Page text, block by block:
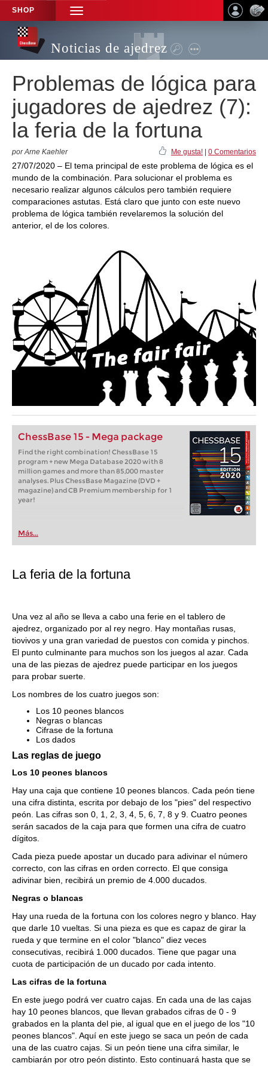
SHOP
TOGGLE
NAVIGATION
Noticias de ajedrez
Problemas de lógica para
jugadores de ajedrez (7):
la feria de la fortuna
por Arne Kaehler Me gusta! 0 Comentarios
27/07/2020 – El tema principal de este problema de lógica es el
mundo de la combinación. Para solucionar el problema es
necesario realizar algunos cálculos pero también requiere
comparaciones astutas. Está claro que junto con este nuevo
problema de lógica también revelaremos la solución del
anterior, el de los colores.
ChessBase 15 - Mega package
Find the right combination! ChessBase 15
program + new Mega Database 2020 with 8
million games and more than 85,000 master
analyses. Plus ChessBase Magazine (DVD +
magazine) and CB Premium membership for 1
year!
Más...
La feria de la fortuna
Una vez al año se lleva a cabo una ferie en el tablero de
ajedrez, organizado por al rey negro. Hay montañas rusas,
tiovivos y una gran variedad de puestos con comida y pinchos.
El punto culminante para muchos son los juegos al azar. Cada
una de las piezas de ajedrez puede participar en los juegos
para probar suerte.
Los nombres de los cuatro juegos son:
Los 10 peones blancos
Negras o blancas
Cifrase de la fortuna
Los dados
Las reglas de juego
Los 10 peones blancos
Hay una caja que contiene 10 peones blancos. Cada peón tiene
una cifra distinta, escrita por debajo de los "pies" del respectivo
peón. Las cifras son 0, 1, 2, 3, 4, 5, 6, 7, 8 y 9. Cuatro peones
serán sacados de la caja para que formen una cifra de cuatro
dígitos.
Cada pieza puede apostar un ducado para adivinar el número
correcto, con las cifras en orden correcto. El que consiga
adivinar bien, recibirá un premio de 4.000 ducados.
Negras o blancas
Hay una rueda de la fortuna con los colores negro y blanco. Hay
que darle 10 vueltas. Si una pieza es que es capaz de girar la
rueda y que termine en el color "blanco" diez veces
consecutivas, recibirá 1.000 ducados. Tiene que pagar una
cuota de participación de un ducado por cada intento.
Las cifras de la fortuna
En este juego podrá ver cuatro cajas. En cada una de las cajas
hay 10 peones blancos, que llevan grabados cifras de 0 - 9
grabados en la planta del pie, al igual que en el juego de los "10
peones blancos". Aquí en este juego se saca un peón de cada
una de las cuatro cajas. Si un peón tiene una cifra similar, le
cambiarán por otro peón distinto. Esto continuará hasta que se